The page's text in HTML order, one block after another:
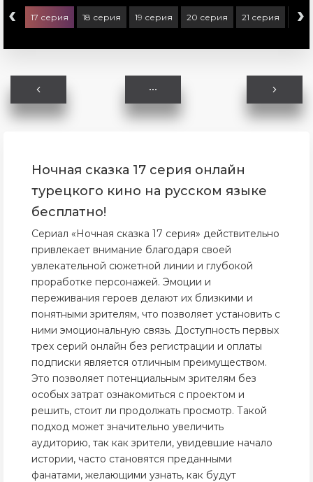
‹ 17 серия 18 серия 19 серия 20 серия 21 серия 22
›
Ночная сказка 17 серия онлайн
турецкого кино на русском языке
бесплатно!
Сериал «Ночная сказка 17 серия» действительно
привлекает внимание благодаря своей
увлекательной сюжетной линии и глубокой
проработке персонажей. Эмоции и
переживания героев делают их близкими и
понятными зрителям, что позволяет установить с
ними эмоциональную связь. Доступность первых
трех серий онлайн без регистрации и оплаты
подписки является отличным преимуществом.
Это позволяет потенциальным зрителям без
особых затрат ознакомиться с проектом и
решить, стоит ли продолжать просмотр. Такой
подход может значительно увеличить
аудиторию, так как зрители, увидевшие начало
истории, часто становятся преданными
фанатами, желающими узнать, как будут